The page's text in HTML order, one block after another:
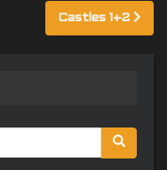
Castles 1+2